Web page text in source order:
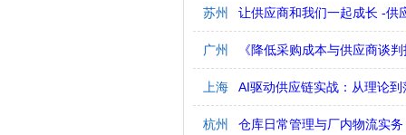
苏州 让供应商和我们一起成长 -供
广州 《降低采购成本与供应商谈
上海 AI驱动供应链实战：从理论到
杭州 仓库日常管理与厂内物流实务